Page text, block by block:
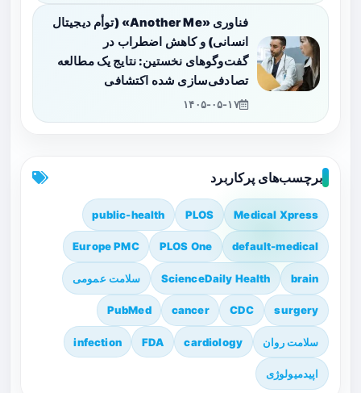
فناوری «Another Me» (توأم دیجیتال
انسانی) و کاهش اضطراب در
گفت‌وگوهای نخستین: نتایج یک مطالعه
تصادفی‌سازی شده اکتشافی
۱۴۰۵-۰۵-۱۷
برچسب‌های پرکاربرد
Medical Xpress
PLOS
public-health
default-medical
PLOS One
Europe PMC
brain
ScienceDaily Health سلامت عمومی
surgery
CDC
cancer
PubMed
سلامت روان cardiology
FDA
infection
اپیدمیولوژی